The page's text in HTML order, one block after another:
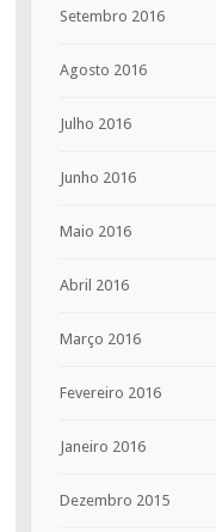
Setembro 2016
Agosto 2016
Julho 2016
Junho 2016
Maio 2016
Abril 2016
Março 2016
Fevereiro 2016
Janeiro 2016
Dezembro 2015